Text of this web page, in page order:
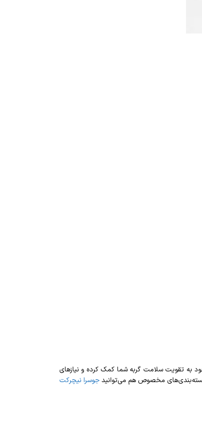
به تقویت سلامت گربه شما کمک کرده و نیازهای
بسته‌بندی‌های مخصوص هم می‌توانیدجوسرا نیچرکت